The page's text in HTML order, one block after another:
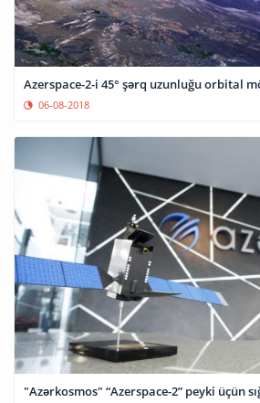
Azerspace-2-i 45° şərq uzunluğu orbital
06-08-2018
"Azərkosmos" “Azerspace-2” peyki üçün